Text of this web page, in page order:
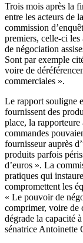
Trois mois après la
entre les acteurs de
commission
premiers, celle-ci les
de négociation
Sont par exemple
voire de
commerciales ».
Le rapport souligne
fournissent des
place, la
commandes
fournisseur auprès
produits parfois
d’euros ». La
pratiques qui
compromettent les
« Le pouvoir de
comprimer, voire de
dégrade la capacité
sénatrice Antoinette